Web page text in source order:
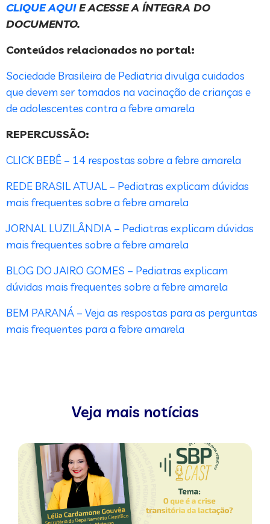
CLIQUE AQUIE ACESSE A ÍNTEGRA DO
DOCUMENTO.
Conteúdos relacionados no portal:
Sociedade Brasileira de Pediatria divulga cuidados
que devem ser tomados na vacinação de crianças e
de adolescentes contra a febre amarela
REPERCUSSÃO:
CLICK BEBÊ – 14 respostas sobre a febre amarela
REDE BRASIL ATUAL – Pediatras explicam dúvidas
mais frequentes sobre a febre amarela
JORNAL LUZILÂNDIA – Pediatras explicam dúvidas
mais frequentes sobre a febre amarela
BLOG DO JAIRO GOMES – Pediatras explicam
dúvidas mais frequentes sobre a febre amarela
BEM PARANÁ – Veja as respostas para as perguntas
mais frequentes para a febre amarela
Veja mais notícias